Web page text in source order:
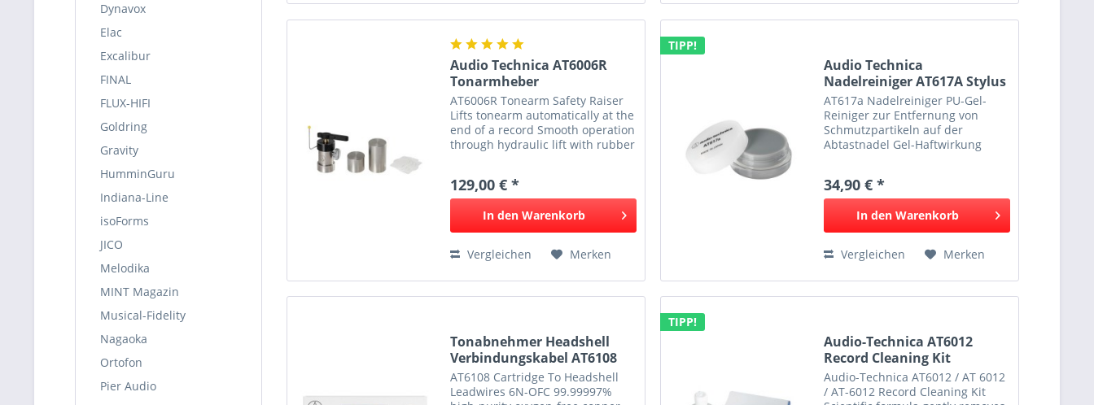
Dynavox
Elac
Excalibur
FINAL
FLUX-HIFI
Goldring
Gravity
HumminGuru
Indiana-Line
isoForms
JICO
Melodika
MINT Magazin
Musical-Fidelity
Nagaoka
Ortofon
Pier Audio
Audio Technica AT6006R
Tonarmheber
AT6006R Tonearm Safety Raiser
Lifts tonearm automatically at the
end of a record Smooth operation
through hydraulic lift with rubber
different spacer to adjust the
height AT6006R...
129,00 € *
In den Warenkorb
Vergleichen Merken
TIPP!
Audio Technica
Nadelreiniger AT617A Stylus
Cleaner
AT617a Nadelreiniger PU-Gel-
Reiniger zur Entfernung von
Schmutzpartikeln auf der
Abtastnadel Gel-Haftwirkung
wiederholten Einsatz
34,90 € *
In den Warenkorb
Vergleichen Merken
Tonabnehmer Headshell
Verbindungskabel AT6108
AT6108 Cartridge To Headshell
Leadwires 6N-OFC 99.99997%
TIPP!
Audio-Technica AT6012
Record Cleaning Kit
Audio-Technica AT6012 / AT 6012
/ AT-6012 Record Cleaning Kit